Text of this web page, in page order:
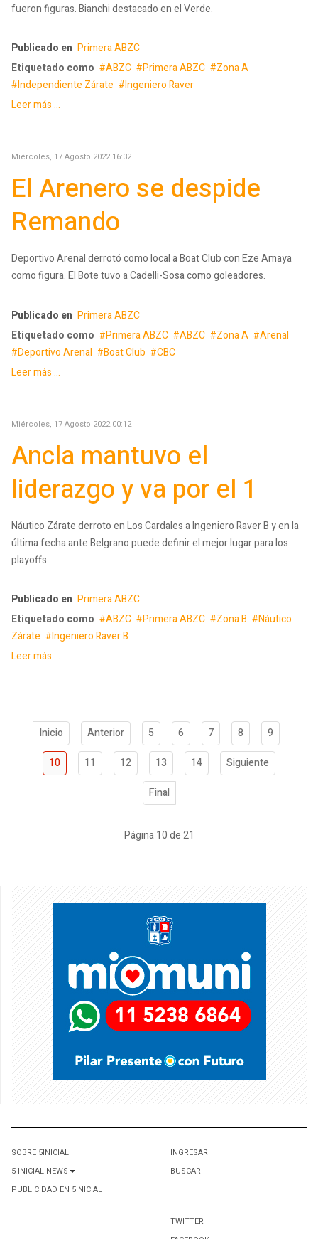
fueron figuras. Bianchi destacado en el Verde.
Publicado en Primera ABZC
Etiquetado como
ABZC Primera ABZC
Zona A
Independiente Zárate
Ingeniero Raver
Leer más ...
Miércoles, 17 Agosto 2022 16:32
El Arenero se despide
Remando
Deportivo Arenal derrotó como local a Boat Club con Eze Amaya
como figura. El Bote tuvo a Cadelli-Sosa como goleadores.
Publicado en Primera ABZC
Etiquetado como
Primera ABZC ABZC Zona A
Arenal
Deportivo Arenal
Boat Club
CBC
Leer más ...
Miércoles, 17 Agosto 2022 00:12
Ancla mantuvo el
liderazgo y va por el 1
Náutico Zárate derroto en Los Cardales a Ingeniero Raver B y en la
última fecha ante Belgrano puede definir el mejor lugar para los
playoffs.
Publicado en Primera ABZC
Etiquetado como
ABZC Primera ABZC Zona B
Náutico
Zárate
Ingeniero Raver B
Leer más ...
Inicio Anterior 5 6 7 8
9
10
11 12 13 14
Siguiente
Final
Página 10 de 21
SOBRE 5INICIAL
5 INICIAL NEWS
PUBLICIDAD EN 5INICIAL
INGRESAR
BUSCAR
TWITTER